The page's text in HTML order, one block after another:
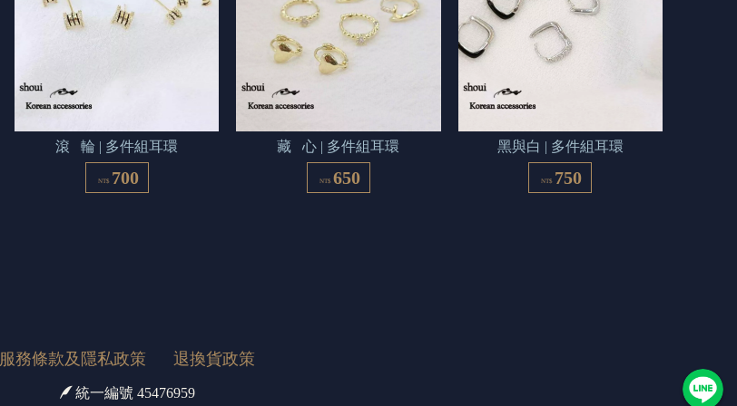
NT$ 700
滾   輪 | 多件組耳環
NT$ 650
藏   心 | 多件組耳環
NT$ 750
黑與白 | 多件組耳環
服務條款及隱私政策 退換貨政策
統一編號 45476959